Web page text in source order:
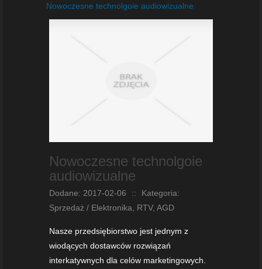
Nowoczesne technolgoie audiowizualne
Nowoczesne technolgoie
audiowizualne
Dodane: 2017-02-06 ::
Kategoria:
Sprzedaż / Elektronika, RTV, AGD
Nasze przedsiębiorstwo jest jednym z
wiodących dostawców rozwiązań
interkatywnych dla celów marketingowych.